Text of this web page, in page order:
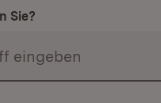
Sie?